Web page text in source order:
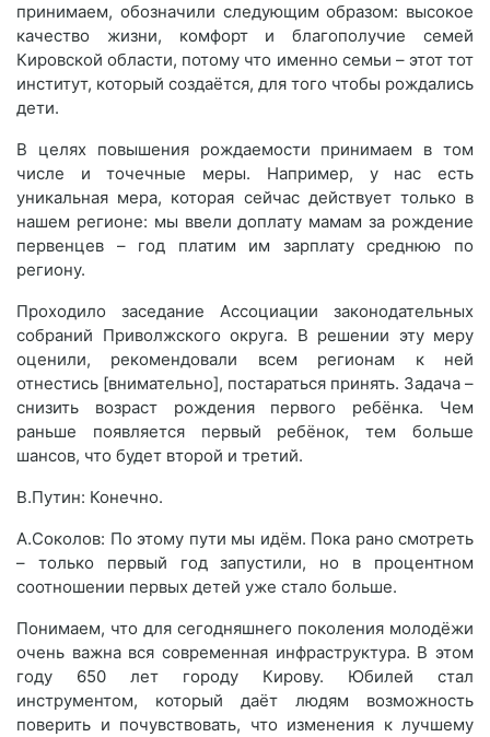
принимаем, обозначили следующим образом: высокое
качество жизни, комфорт и благополучие семей
Кировской области, потому что именно семьи – этот тот
институт, который создаётся, для того чтобы рождались
дети.
В целях повышения рождаемости принимаем в том
числе и точечные меры. Например, у нас есть
уникальная мера, которая сейчас действует только в
нашем регионе: мы ввели доплату мамам за рождение
первенцев – год платим им зарплату среднюю по
региону.
Проходило заседание Ассоциации законодательных
собраний Приволжского округа. В решении эту меру
оценили, рекомендовали всем регионам к ней
отнестись [внимательно], постараться принять. Задача –
снизить возраст рождения первого ребёнка. Чем
раньше появляется первый ребёнок, тем больше
шансов, что будет второй и третий.
В.Путин: Конечно.
А.Соколов: По этому пути мы идём. Пока рано смотреть
– только первый год запустили, но в процентном
соотношении первых детей уже стало больше.
Понимаем, что для сегодняшнего поколения молодёжи
очень важна вся современная инфраструктура. В этом
году 650 лет городу Кирову. Юбилей стал
инструментом, который даёт людям возможность
поверить и почувствовать, что изменения к лучшему